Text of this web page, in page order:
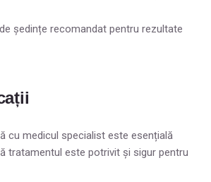
ședințe recomandat pentru rezultate
cu medicul specialist este esențială
tratamentul este potrivit și sigur pentru